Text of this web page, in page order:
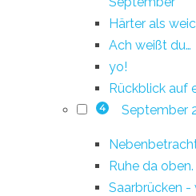
Härter als
Ach weißt du…
yo!
Rückblick auf
4 September
Ruhe da oben.
Saarbrücken -